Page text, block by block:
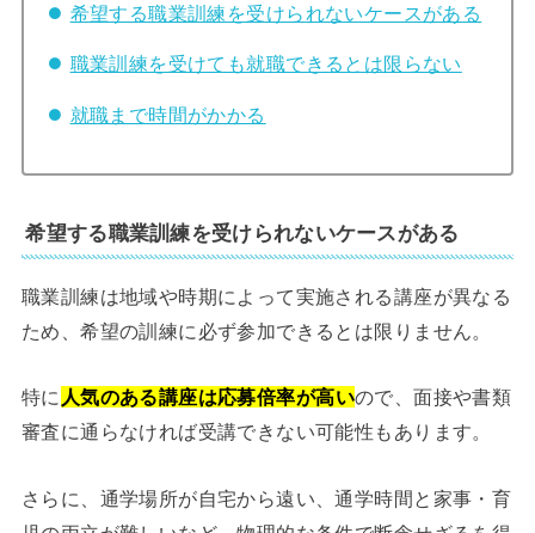
希望する職業訓練を受けられないケースがある
職業訓練を受けても就職できるとは限らない
就職まで時間がかかる
希望する職業訓練を受けられないケースがある
職業訓練は地域や時期によって実施される講座が異なる
ため、希望の訓練に必ず参加できるとは限りません。
特に 人気のある講座は応募倍率が高いので、面接や書類
審査に通らなければ受講できない可能性もあります。
さらに、通学場所が自宅から遠い、通学時間と家事・育